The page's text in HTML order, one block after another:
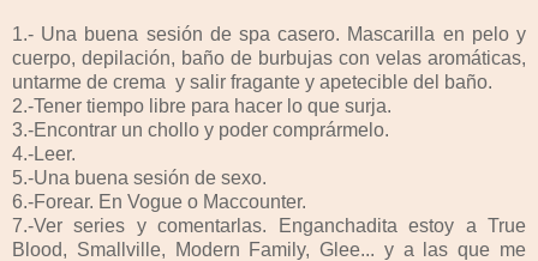
1.- Una buena sesión de spa casero. Mascarilla en pelo y
cuerpo, depilación, baño de burbujas con velas aromáticas,
untarme de crema y salir fragante y apetecible del baño.
2.-Tener tiempo libre para hacer lo que surja.
3.-Encontrar un chollo y poder comprármelo.
4.-Leer.
5.-Una buena sesión de sexo.
6.-Forear. En Vogue o Maccounter.
7.-Ver series y comentarlas. Enganchadita estoy a True
Blood, Smallville, Modern Family, Glee... y a las que me